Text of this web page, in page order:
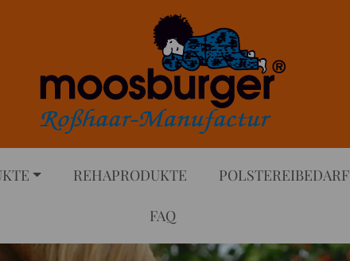
REHAPRODUKTE POLSTEREIBEDARF
FAQ